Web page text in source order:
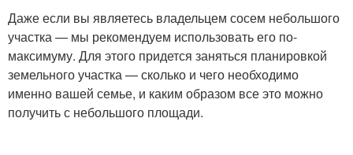
Даже если вы являетесь владельцем сосем небольшого
участка — мы рекомендуем использовать его по-
максимуму. Для этого придется заняться планировкой
земельного участка — сколько и чего необходимо
именно вашей семье, и каким образом все это можно
получить с небольшого площади.